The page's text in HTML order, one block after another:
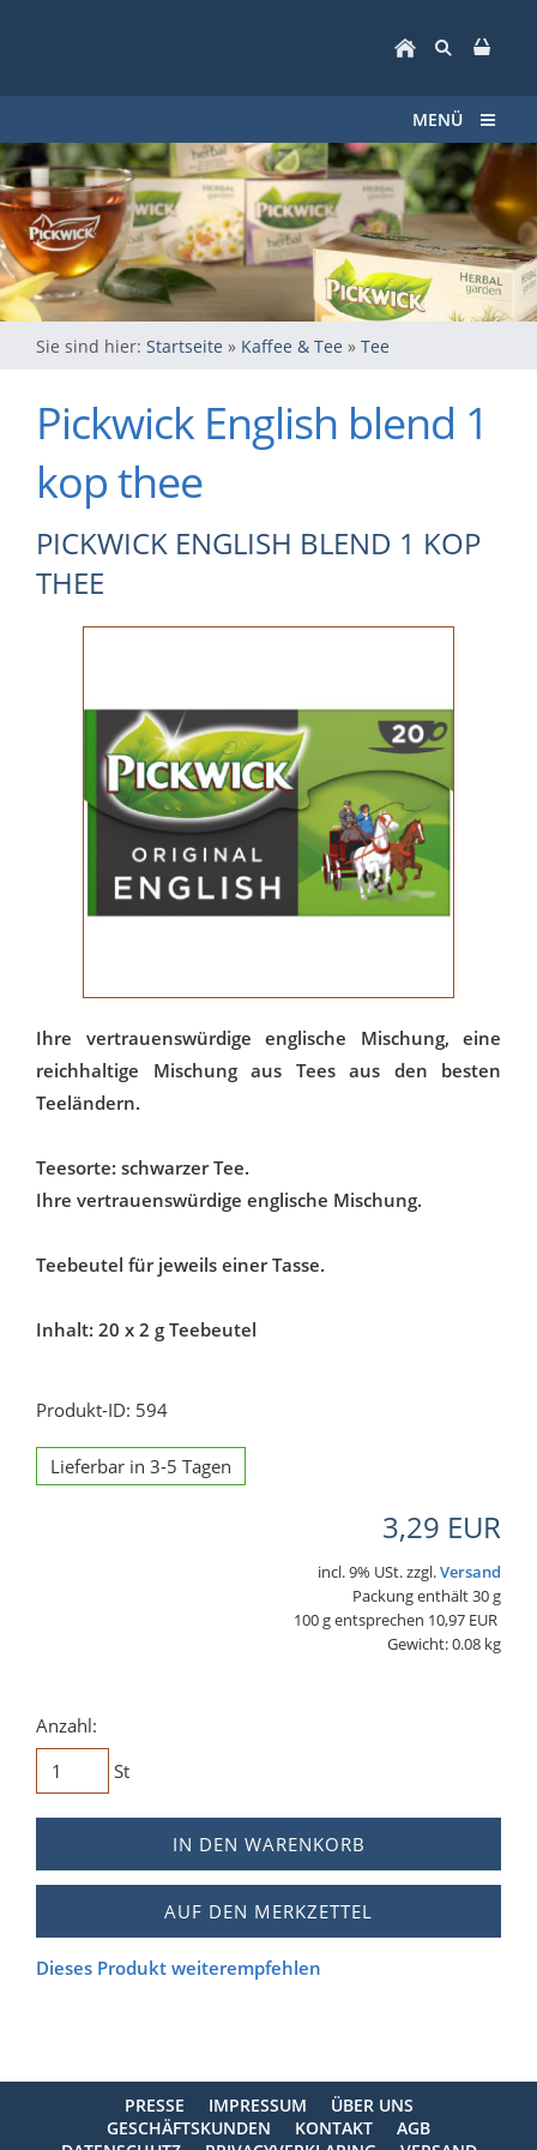
MENÜ
Sie sind hier: Startseite » Kaffee & Tee » Tee
Pickwick English blend 1
kop thee
PICKWICK ENGLISH BLEND 1 KOP
THEE
Ihre vertrauenswürdige englische Mischung, eine
reichhaltige Mischung aus Tees aus den besten
Teeländern.
Teesorte: schwarzer Tee.
Ihre vertrauenswürdige englische Mischung.
Teebeutel für jeweils einer Tasse.
Inhalt: 20 x 2 g Teebeutel
Produkt-ID: 594
Lieferbar in 3-5 Tagen
3,29 EUR
incl. 9% USt. zzgl.Versand
Packung enthält 30 g
100 g entsprechen 10,97 EUR
Gewicht: 0.08 kg
Anzahl:
St
IN DEN WARENKORB
AUF DEN MERKZETTEL
Dieses Produkt weiterempfehlen
PRESSE IMPRESSUM
ÜBER UNS
GESCHÄFTSKUNDEN
KONTAKT
AGB